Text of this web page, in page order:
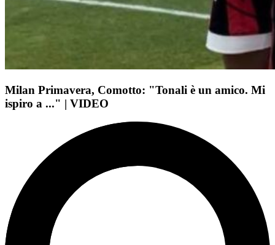
Milan Primavera, Comotto: "Tonali è un amico. Mi
ispiro a ..." | VIDEO